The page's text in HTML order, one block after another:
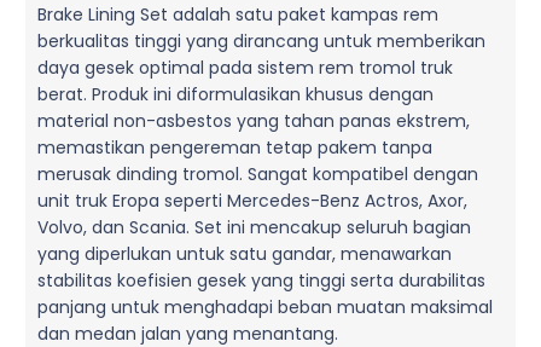
Brake Lining Set adalah satu paket kampas rem
berkualitas tinggi yang dirancang untuk memberikan
daya gesek optimal pada sistem rem tromol truk
berat. Produk ini diformulasikan khusus dengan
material non-asbestos yang tahan panas ekstrem,
memastikan pengereman tetap pakem tanpa
merusak dinding tromol. Sangat kompatibel dengan
unit truk Eropa seperti Mercedes-Benz Actros, Axor,
Volvo, dan Scania. Set ini mencakup seluruh bagian
yang diperlukan untuk satu gandar, menawarkan
stabilitas koefisien gesek yang tinggi serta durabilitas
panjang untuk menghadapi beban muatan maksimal
dan medan jalan yang menantang.